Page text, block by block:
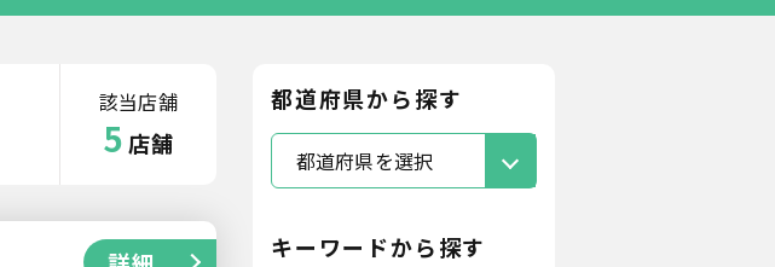
都道府県から探す
都道府県を選択
キーワードから探す
該当店舗
5 店舗